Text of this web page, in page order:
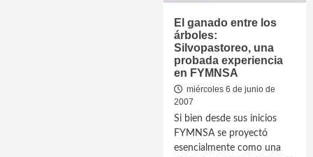
El ganado entre los
árboles:
Silvopastoreo, una
probada experiencia
en FYMNSA
miércoles 6 de junio de
2007
Si bien desde sus inicios
FYMNSA se proyectó
esencialmente como una